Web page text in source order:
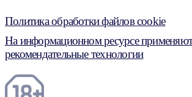
Политика обработки файлов cookie
На информационном ресурсе
рекомендательные технологии